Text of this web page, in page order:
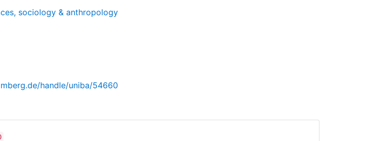
angehbar oder aber der potentielle
Die sozialen Tatsachen
es durchaus Kontakte zwischen diesen
deshalb im Rahmen dieser Vorstudie,
und damit verbundener
zu prüfen.
sociology & anthropology
handle/uniba/54660